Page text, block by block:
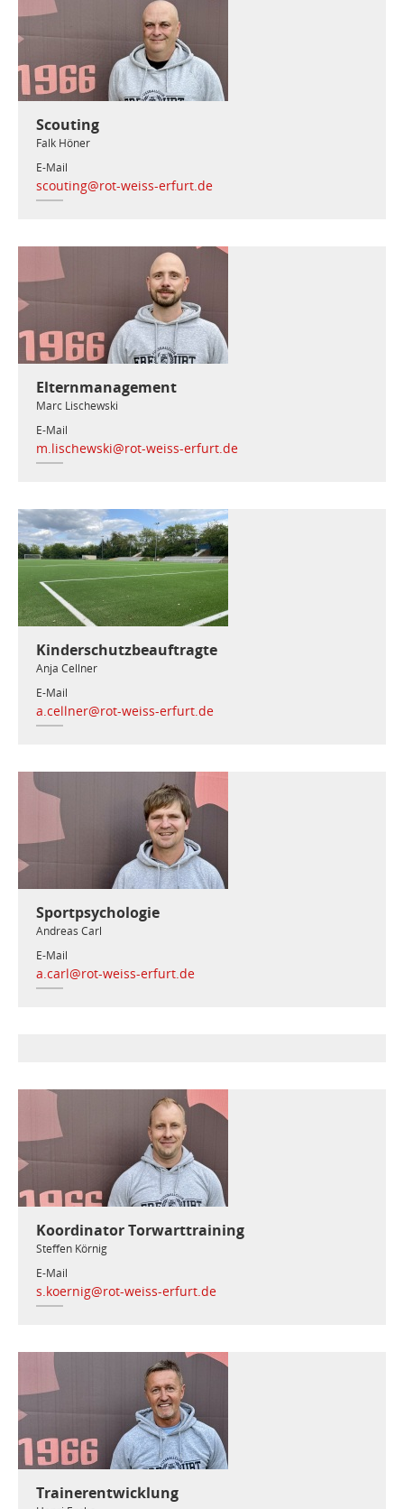
Scouting
Falk Höner
E-Mail
scouting@rot-weiss-erfurt.de
Elternmanagement
Marc Lischewski
E-Mail
m.lischewski@rot-weiss-erfurt.de
Kinderschutzbeauftragte
Anja Cellner
E-Mail
a.cellner@rot-weiss-erfurt.de
Sportpsychologie
Andreas Carl
E-Mail
a.carl@rot-weiss-erfurt.de
Koordinator Torwarttraining
Steffen Körnig
E-Mail
s.koernig@rot-weiss-erfurt.de
Trainerentwicklung